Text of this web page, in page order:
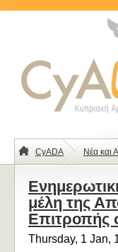
CyADA Νέα και
μέλη της
Επιτροπής
Thursday, 1 Jan,